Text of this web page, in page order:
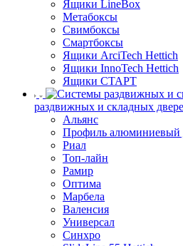
Ящики LineBox
Метабоксы
Свимбоксы
Смартбоксы
Ящики ArciTech Hettich
Ящики InnoTech Hettich
Ящики СТАРТ
раздвижных и складных
Альянс
Профиль алюминиевый
Риал
Топ-лайн
Рамир
Оптима
Марбела
Валенсия
Универсал
Синхро